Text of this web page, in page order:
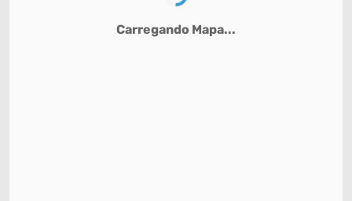
Carregando Mapa...